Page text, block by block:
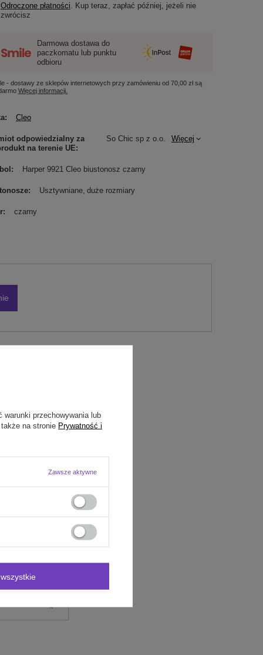
Odroczone płatności . Kup teraz, zapłać później, jeżeli nie
zwrócisz
Darmowa dostawa do
paczkomatu lub punktu
odbioru
- dostawy ze sklepów internetowych przy zamówieniu od70,00 złsą
Więcej informacji.
Cleo
odpowiedzialny za
na terenie UE
So Chic sp z o.o. Więcej
Harper 9921 Cleo biustonosz czarny
Usztywniane duże rozmiary
czarny
warunki przechowywania lub
na stronie Prywatność i
Zawsze aktywne